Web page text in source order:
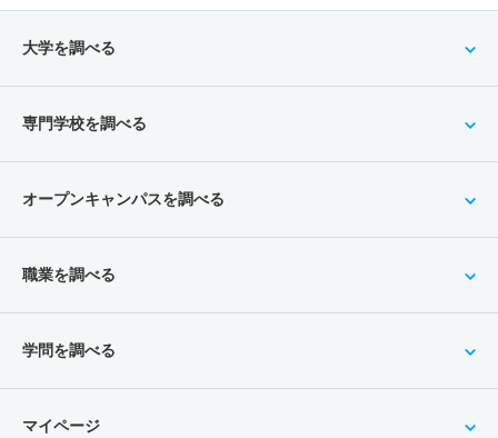
大学を調べる
専門学校を調べる
オープンキャンパスを調べる
職業を調べる
学問を調べる
マイページ